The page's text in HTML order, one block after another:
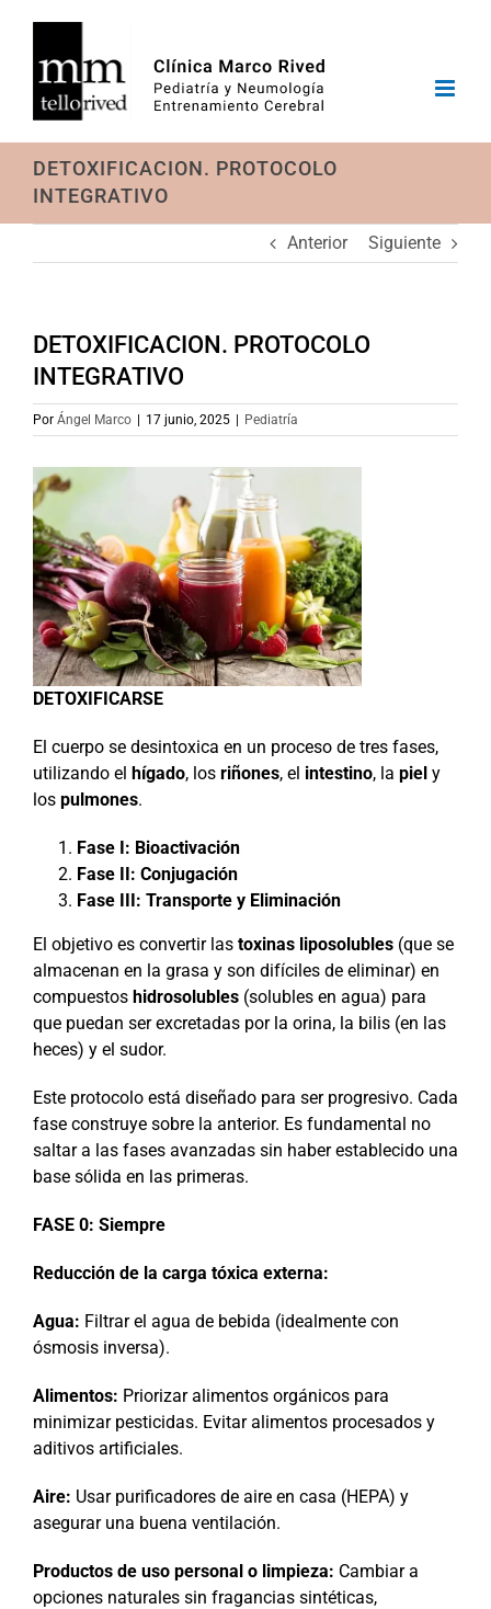
contenido
DETOXIFICACION. PROTOCOLO
INTEGRATIVO
Anterior Siguiente
DETOXIFICACION. PROTOCOLO
INTEGRATIVO
Por Ángel Marco 17 junio, 2025 Pediatría
DETOXIFICARSE
El cuerpo se desintoxica en un proceso de tres fases,
utilizando el hígado, los riñones, el intestino, la piely
los pulmones.
Fase I: Bioactivación
Fase II: Conjugación
Fase III: Transporte y Eliminación
El objetivo es convertir las toxinas liposolubles(que se
almacenan en la grasa y son difíciles de eliminar) en
compuestos hidrosolubles(solubles en agua) para
que puedan ser excretadas por la orina, la bilis (en las
heces) y el sudor.
Este protocolo está diseñado para ser progresivo. Cada
fase construye sobre la anterior. Es fundamental no
saltar a las fases avanzadas sin haber establecido una
base sólida en las primeras.
FASE 0: Siempre
Reducción de la carga tóxica externa:
Agua: Filtrar el agua de bebida (idealmente con
ósmosis inversa).
Alimentos: Priorizar alimentos orgánicos para
minimizar pesticidas. Evitar alimentos procesados y
aditivos artificiales.
Aire: Usar purificadores de aire en casa (HEPA) y
asegurar una buena ventilación.
Productos de uso personal o limpieza: Cambiar a
opciones naturales sin fragancias sintéticas,